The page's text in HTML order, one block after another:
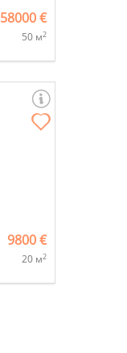
58000 €
50 м2
9800 €
20 м2